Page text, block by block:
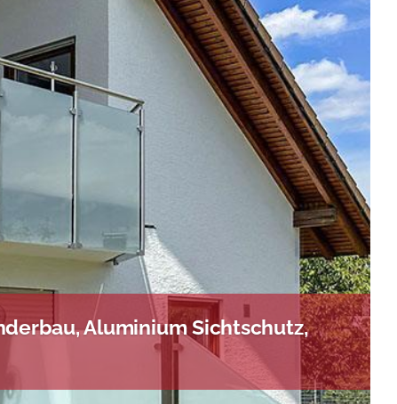
Aluminium Sichtschutz,